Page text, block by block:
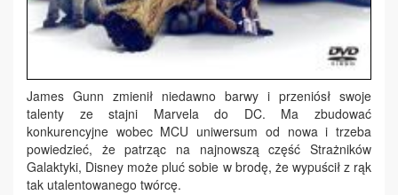
James Gunn zmienił niedawno barwy i przeniósł swoje
talenty ze stajni Marvela do DC. Ma zbudować
konkurencyjne wobec MCU uniwersum od nowa i trzeba
powiedzieć, że patrząc na najnowszą część Strażników
Galaktyki, Disney może pluć sobie w brodę, że wypuścił z rąk
tak utalentowanego twórcę.